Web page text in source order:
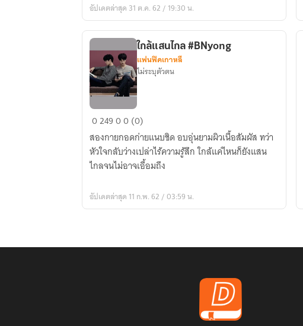
อัปเดตล่าสุด 31 ต.ค. 62 / 19:30 น.
ใกล้
ไกล
#BNyong
ใกล้แสนไกล #BNyong
แฟนฟิคเกาหลี
ไม่ระบุตัวตน
024900 (0)
สองกายกอดก่ายแนบชิด อบอุ่นยามผิวเนื้อสัมผัส ทว่า
หัวใจกลับว่างเปล่าไร้ความรู้สึก ใกล้แค่ไหนก็ยังแสน
ไกลจนไม่อาจเอื้อมถึง
อัปเดตล่าสุด 11 ก.พ. 62 / 03:59 น.